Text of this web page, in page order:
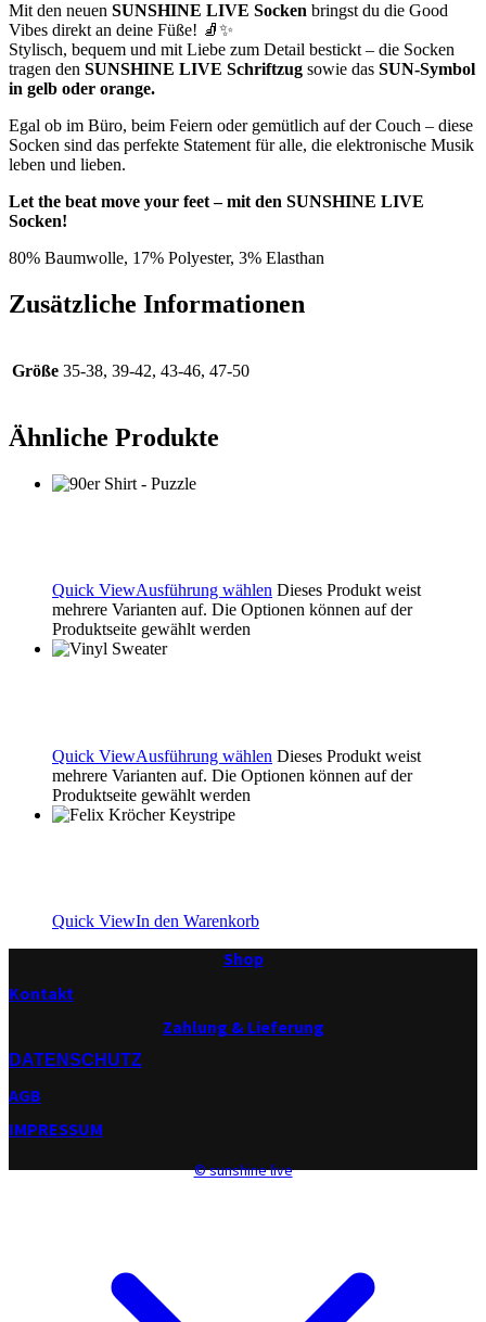
Mit den neuen SUNSHINE LIVE Socken bringst du die Good
Vibes direkt an deine Füße! 🧦✨
Stylisch, bequem und mit Liebe zum Detail bestickt – die Socken
tragen den SUNSHINE LIVE Schriftzug sowie das SUN-Symbol
in gelb oder orange.
Egal ob im Büro, beim Feiern oder gemütlich auf der Couch – diese
Socken sind das perfekte Statement für alle, die elektronische Musik
leben und lieben.
Let the beat move your feet – mit den SUNSHINE LIVE
Socken!
80% Baumwolle, 17% Polyester, 3% Elasthan
Zusätzliche Informationen
Größe 35-38, 39-42, 43-46, 47-50
Ähnliche Produkte
Quick ViewAusführung wählen Dieses Produkt weist
mehrere Varianten auf. Die Optionen können auf der
Produktseite gewählt werden
Quick ViewAusführung wählen Dieses Produkt weist
mehrere Varianten auf. Die Optionen können auf der
Produktseite gewählt werden
Quick ViewIn den Warenkorb
Shop
Kontakt
Zahlung & Lieferung
DATENSCHUTZ
AGB
IMPRESSUM
© sunshine live